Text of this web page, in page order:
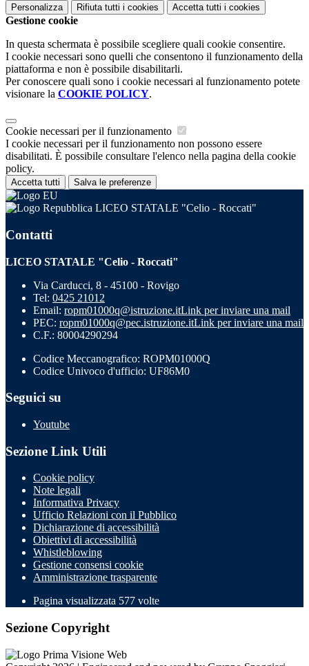
Personalizza Rifiuta tutti i cookies Accetta tutti i cookies
Gestione cookie
In questa schermata è possibile scegliere quali cookie consentire.
I cookie necessari sono quelli che consentono il funzionamento della
piattaforma e non è possibile disabilitarli.
Per conoscere quali sono i cookie necessari al funzionamento potete
visionare la COOKIE POLICY.
Cookie necessari per il funzionamento
I cookie necessari per il funzionamento non possono essere
disabilitati. È possibile consultare l'elenco nella pagina della cookie
policy.
Accetta tutti Salva le preferenze
LICEO STATALE "Celio - Roccati"
Contatti
LICEO STATALE "Celio - Roccati"
Via Carducci, 8 - 45100 - Rovigo
Tel: 0425 21012
Email: ropm01000q@istruzione.itLink per inviare una mail
PEC: ropm01000q@pec.istruzione.itLink per inviare una mail
C.F.: 80004290294
Codice Meccanografico: ROPM01000Q
Codice Univoco d'ufficio: UF86M0
Seguici su
Youtube
Sezione Link Utili
Cookie policy
Note legali
Informativa Privacy
Ufficio Relazioni con il Pubblico
Dichiarazione di accessibilità
Obiettivi di accessibilità
Whistleblowing
Gestione consensi cookie
Amministrazione trasparente
Pagina visualizzata 577 volte
Sezione Copyright